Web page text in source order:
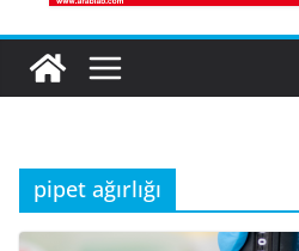
pipet ağırlığı